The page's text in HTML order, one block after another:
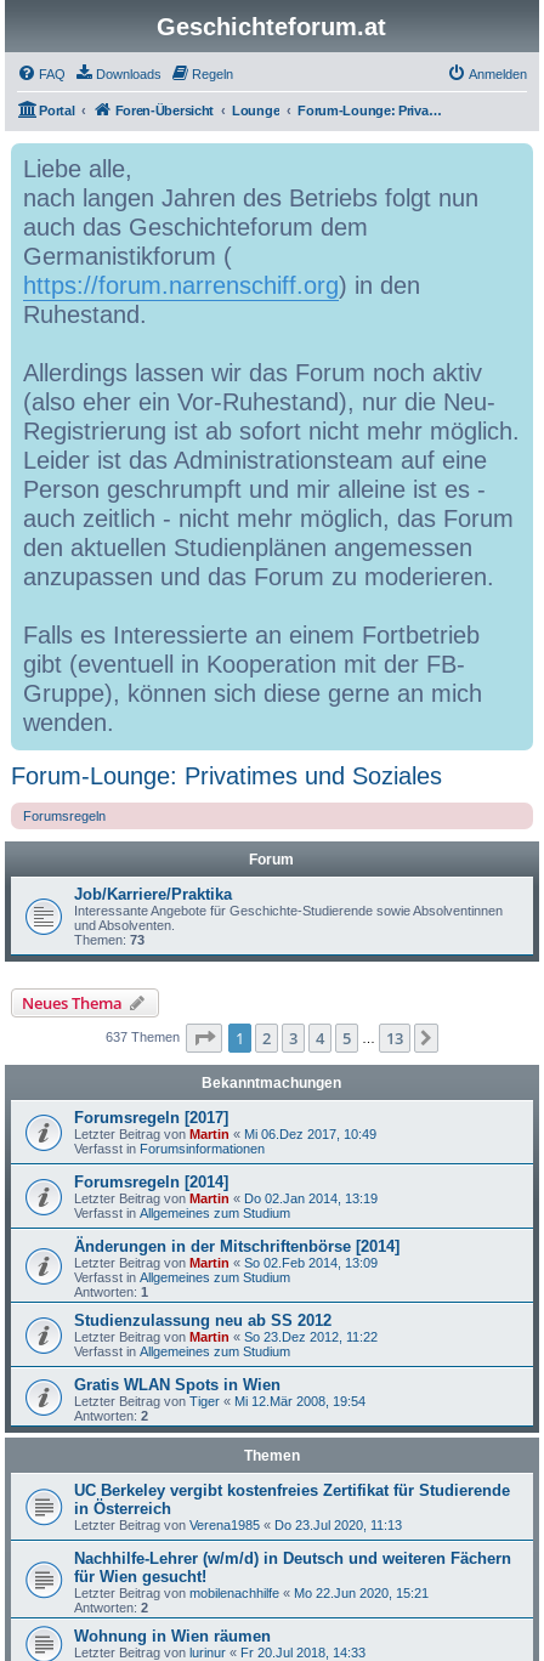
Geschichteforum.at
FAQ Downloads Regeln Anmelden
Portal Foren-Übersicht Lounge Forum-Lounge: Privatimes und Soziales
Liebe alle,
nach langen Jahren des Betriebs folgt nun
auch das Geschichteforum dem
Germanistikforum (
https://forum.narrenschiff.org) in den
Ruhestand.
Allerdings lassen wir das Forum noch aktiv
(also eher ein Vor-Ruhestand), nur die Neu-
Registrierung ist ab sofort nicht mehr möglich.
Leider ist das Administrationsteam auf eine
Person geschrumpft und mir alleine ist es -
auch zeitlich - nicht mehr möglich, das Forum
den aktuellen Studienplänen angemessen
anzupassen und das Forum zu moderieren.
Falls es Interessierte an einem Fortbetrieb
gibt (eventuell in Kooperation mit der FB-
Gruppe), können sich diese gerne an mich
wenden.
Forum-Lounge: Privatimes und Soziales
Forumsregeln
Forum
Job/Karriere/Praktika
Interessante Angebote für Geschichte-Studierende sowie Absolventinnen
und Absolventen.
Themen:73
Neues Thema
637 Themen Seite 1von 13
1 2 3 4 5 13
Bekanntmachungen
Forumsregeln [2017]
Letzter Beitrag vonMartin « Mi 06.Dez 2017, 10:49
Verfasst in Forumsinformationen
Forumsregeln [2014]
Letzter Beitrag vonMartin « Do 02.Jan 2014, 13:19
Verfasst inAllgemeines zum Studium
Änderungen in der Mitschriftenbörse [2014]
Letzter Beitrag vonMartin «So 02.Feb 2014, 13:09
Verfasst inAllgemeines zum Studium
Antworten:1
Studienzulassung neu ab SS 2012
Letzter Beitrag vonMartin «So 23.Dez 2012, 11:22
Verfasst inAllgemeines zum Studium
Gratis WLAN Spots in Wien
Letzter Beitrag vonTiger « Mi 12.Mär 2008, 19:54
Antworten:2
Themen
UC Berkeley vergibt kostenfreies Zertifikat für Studierende
in Österreich
Letzter Beitrag vonVerena1985 « Do 23.Jul 2020, 11:13
Nachhilfe-Lehrer (w/m/d) in Deutsch und weiteren Fächern
für Wien gesucht!
Letzter Beitrag vonmobilenachhilfe « Mo 22.Jun 2020, 15:21
Antworten:2
Wohnung in Wien räumen
Letzter Beitrag vonlurinur « Fr 20.Jul 2018, 14:33